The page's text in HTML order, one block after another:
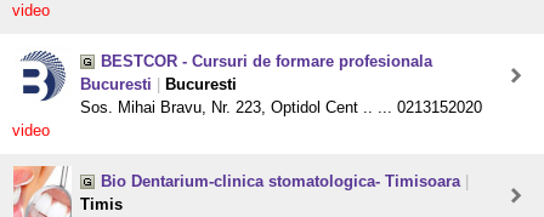
video
BESTCOR - Cursuri de formare profesionala
Bucuresti
Bucuresti
Sos. Mihai Bravu, Nr. 223, Optidol Cent .. ... 0213152020
video
Bio Dentarium-clinica stomatologica- Timisoara
Timis